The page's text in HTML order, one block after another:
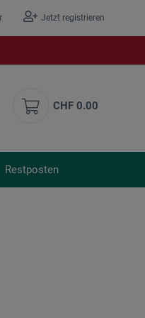
Jetzt registrieren
CHF 0.00
Restposten